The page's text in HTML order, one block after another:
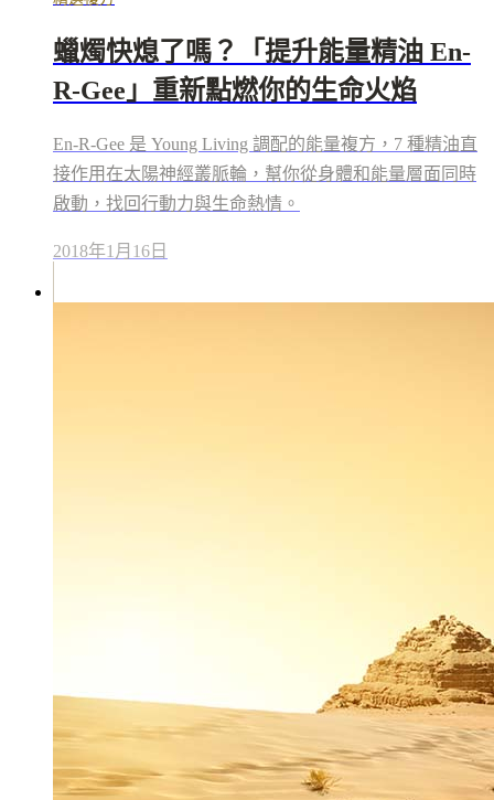
蠟燭快熄了嗎？「提升能量精油 En-
R-Gee」重新點燃你的生命火焰
En-R-Gee 是 Young Living 調配的能量複方，7 種精油直
接作用在太陽神經叢脈輪，幫你從身體和能量層面同時
啟動，找回行動力與生命熱情。
2018年1月16日